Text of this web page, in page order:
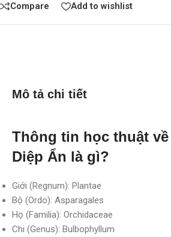
Compare Add to wishlist
Mô tả chi tiết
Thông tin học thuật về
Diệp Ẩn là gì?
Giới (Regnum): Plantae
Bộ (Ordo): Asparagales
Họ (Familia): Orchidaceae
Chi (Genus): Bulbophyllum